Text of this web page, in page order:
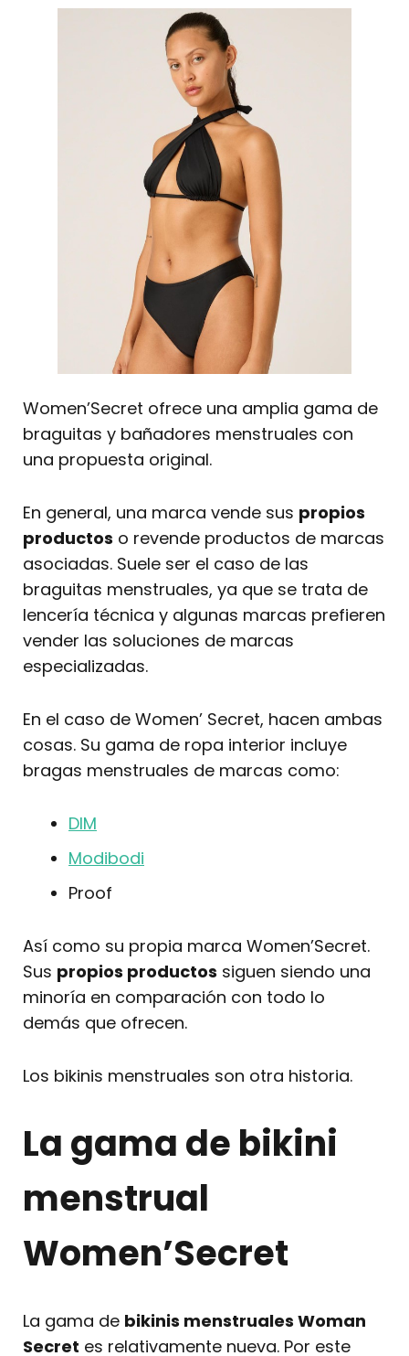
Women’Secret ofrece una amplia gama de
braguitas y bañadores menstruales con
una propuesta original.
En general, una marca vende sus propios
productos o revende productos de marcas
asociadas. Suele ser el caso de las
braguitas menstruales, ya que se trata de
lencería técnica y algunas marcas prefieren
vender las soluciones de marcas
especializadas.
En el caso de Women’ Secret, hacen ambas
cosas. Su gama de ropa interior incluye
bragas menstruales de marcas como:
DIM
Modibodi
Proof
Así como su propia marca Women’Secret.
Sus propios productos siguen siendo una
minoría en comparación con todo lo
demás que ofrecen.
Los bikinis menstruales son otra historia.
La gama de bikini
menstrual
Women’Secret
La gama de bikinis menstruales Woman
Secret es relativamente nueva. Por este